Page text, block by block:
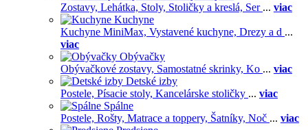
Zostavy, Lehátka, Stoly, Stoličky a kreslá, Ser ... viac
Kuchyne
Kuchyne MiniMax, Vystavené kuchyne, Drezy a d ...
viac
Obývačky
Obývačkové zostavy, Samostatné skrinky, Ko ... viac
Detské izby
Postele, Písacie stoly, Kancelárske stoličky ... viac
Spálne
Postele, Rošty, Matrace a toppery, Šatníky, Noč ... viac